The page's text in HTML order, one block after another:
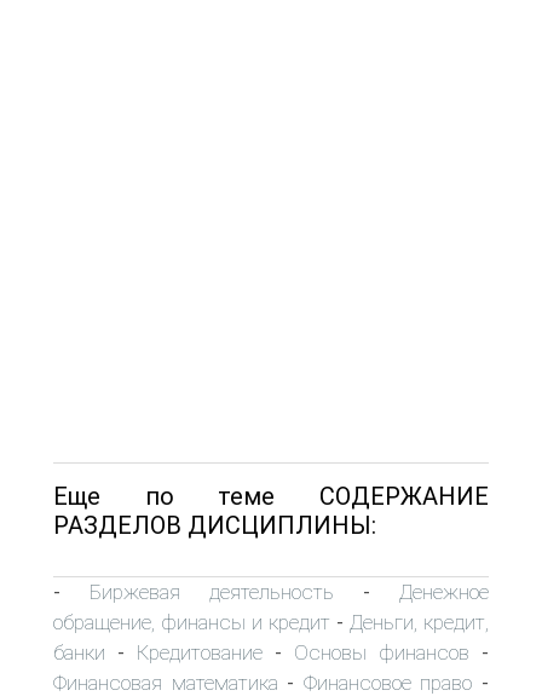
Еще по теме СОДЕРЖАНИЕ
РАЗДЕЛОВ ДИСЦИПЛИНЫ:
- Биржевая деятельность - Денежное
обращение, финансы и кредит - Деньги, кредит,
банки - Кредитование - Основы финансов -
Финансовая математика - Финансовое право -